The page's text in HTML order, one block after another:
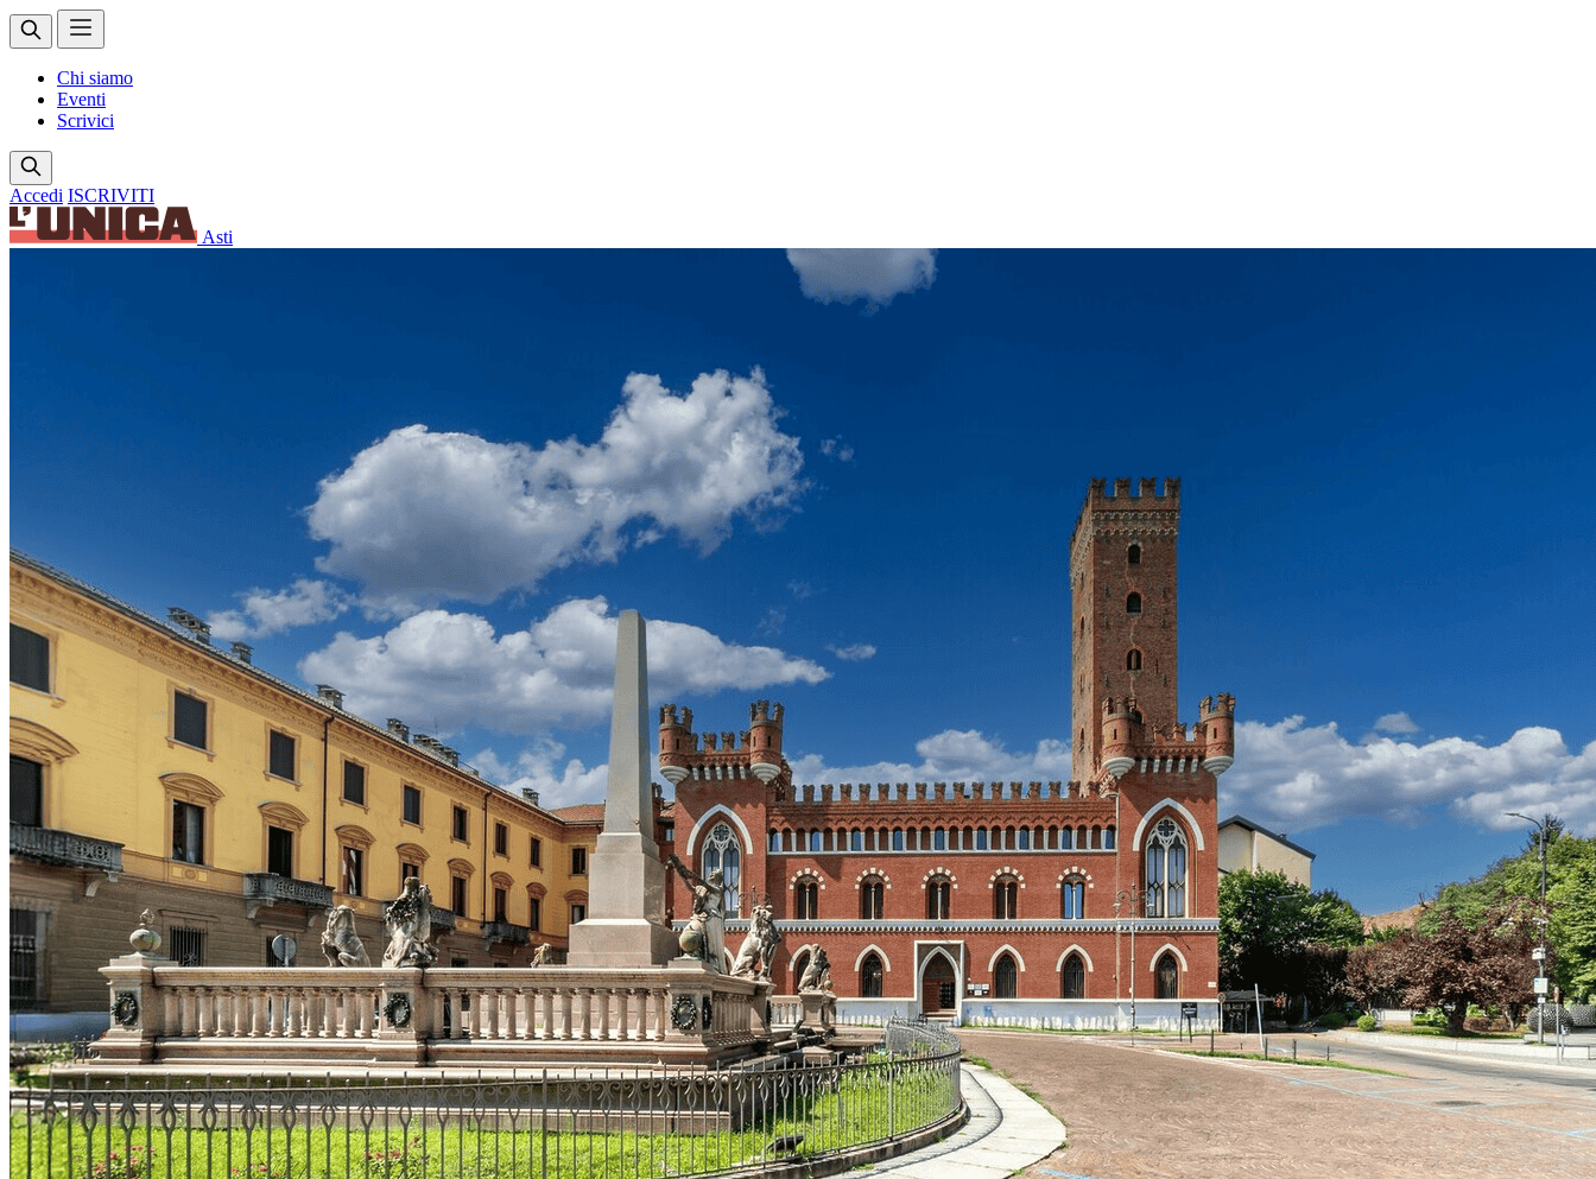
Chi siamo
Eventi
Scrivici
Accedi ISCRIVITI
Asti